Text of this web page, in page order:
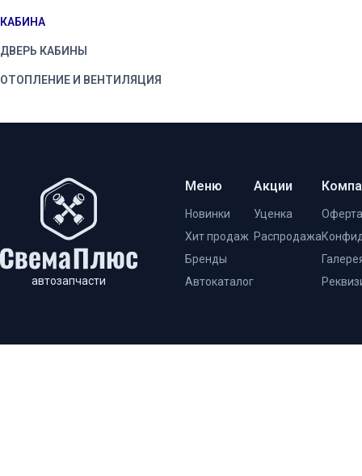
КАБИНА
ДВЕРЬ КАБИНЫ
ОТОПЛЕНИЕ И ВЕНТИЛЯЦИЯ
автозапчасти
Меню
Новинки
Хит продаж
Бренды
Автокаталог
Акции
Уценка
Распродажа
Оферта